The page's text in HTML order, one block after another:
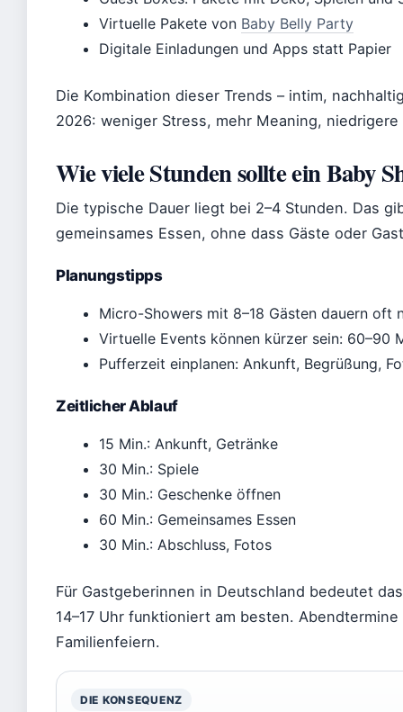
Virtuelle Pakete von Baby Belly Party
Digitale Einladungen und Apps statt Papier
Die Kombination dieser Trends – intim,
2026: weniger Stress, mehr Meaning, niedrigere
Wie viele Stunden sollte ein Baby
Die typische Dauer liegt bei 2–4 Stunden. Das
gemeinsames Essen, ohne dass Gäste oder
Planungstipps
Micro-Showers mit 8–18 Gästen dauern oft
Virtuelle Events können kürzer sein: 60–90
Pufferzeit einplanen: Ankunft, Begrüßung,
Zeitlicher Ablauf
15 Min.: Ankunft, Getränke
30 Min.: Spiele
30 Min.: Geschenke öffnen
60 Min.: Gemeinsames Essen
30 Min.: Abschluss, Fotos
Für Gastgeberinnen in Deutschland bedeutet
14–17 Uhr funktioniert am besten.
Familienfeiern.
DIE KONSEQUENZ